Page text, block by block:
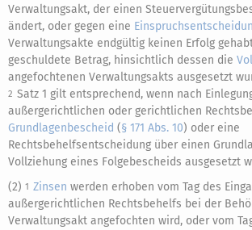
Verwaltungsakt, der einen
ändert, oder gegen eine
Verwaltungsakte endgültig keinen Erfolg
geschuldete Betrag, hinsichtlich dessen die
angefochtenen Verwaltungsakts ausgesetzt
2 Satz 1 gilt entsprechend, wenn nach
außergerichtlichen oder gerichtlichen
Grundlagenbescheid (§ 171 Abs. 10) oder eine
Rechtsbehelfsentscheidung über einen
Vollziehung eines Folgebescheids ausgesetzt
(2) 1 Zinsen werden erhoben vom Tag des
außergerichtlichen Rechtsbehelfs bei der
Verwaltungsakt angefochten wird, oder vom